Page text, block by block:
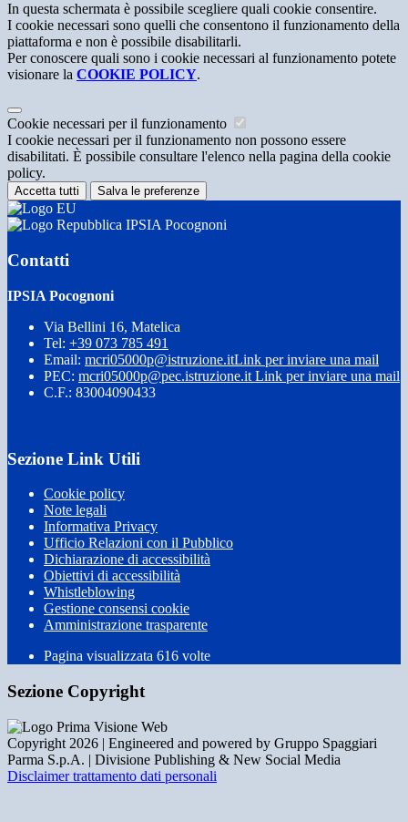
In questa schermata è possibile scegliere quali cookie consentire.
I cookie necessari sono quelli che consentono il funzionamento della
piattaforma e non è possibile disabilitarli.
Per conoscere quali sono i cookie necessari al funzionamento potete
visionare la COOKIE POLICY.
Cookie necessari per il funzionamento
I cookie necessari per il funzionamento non possono essere
disabilitati. È possibile consultare l'elenco nella pagina della cookie
policy.
Accetta tutti Salva le preferenze
IPSIA Pocognoni
Contatti
IPSIA Pocognoni
Via Bellini 16, Matelica
Tel: +39 073 785 491
Email: mcri05000p@istruzione.itLink per inviare una mail
PEC: mcri05000p@pec.istruzione.it Link per inviare una mail
C.F.: 83004090433
Sezione Link Utili
Cookie policy
Note legali
Informativa Privacy
Ufficio Relazioni con il Pubblico
Dichiarazione di accessibilità
Obiettivi di accessibilità
Whistleblowing
Gestione consensi cookie
Amministrazione trasparente
Pagina visualizzata 616 volte
Sezione Copyright
Copyright 2026 | Engineered and powered by Gruppo Spaggiari
Parma S.p.A. | Divisione Publishing & New Social Media
Disclaimer trattamento dati personali